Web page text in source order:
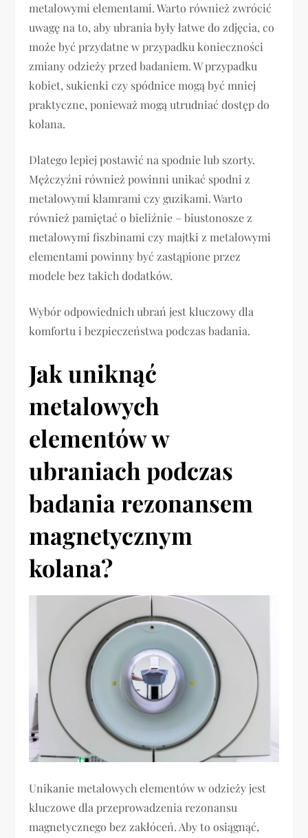
metalowymi elementami. Warto również zwrócić
uwagę na to, aby ubrania były łatwe do zdjęcia, co
może być przydatne w przypadku konieczności
zmiany odzieży przed badaniem. W przypadku
kobiet, sukienki czy spódnice mogą być mniej
praktyczne, ponieważ mogą utrudniać dostęp do
kolana.
Dlatego lepiej postawić na spodnie lub szorty.
Mężczyźni również powinni unikać spodni z
metalowymi klamrami czy guzikami. Warto
również pamiętać o bieliźnie – biustonosze z
metalowymi fiszbinami czy majtki z metalowymi
elementami powinny być zastąpione przez
modele bez takich dodatków.
Wybór odpowiednich ubrań jest kluczowy dla
komfortu i bezpieczeństwa podczas badania.
Jak uniknąć
metalowych
elementów w
ubraniach podczas
badania rezonansem
magnetycznym
kolana?
Unikanie metalowych elementów w odzieży jest
kluczowe dla przeprowadzenia rezonansu
magnetycznego bez zakłóceń. Aby to osiągnąć,